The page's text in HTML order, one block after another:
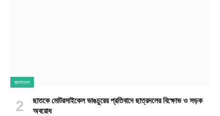
বাংলাদেশ
ছাতকে মোটরসাইকেল ভাঙচুরের প্রতিবাদে ছাত্রদলের বিক্ষোভ ও সড়ক
অবরোধ